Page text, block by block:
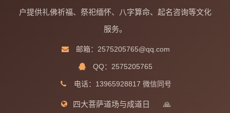
户提供礼佛祈福、祭祀缅怀、八字算命、起名咨询等文化
服务。
邮箱：2575205765@qq.com
QQ：2575205765
电话：13965928817 微信同号
四大菩萨道场与成道日 🙏